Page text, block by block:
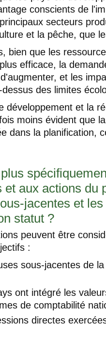
conscients de
secteurs
et la pêche, que
bien que les
efficace, la
et les
des limites
développement et la
moins évident que
dans la planification,
et aux actions du
jacentes et
statut ?
peuvent être
:
sous-jacentes de
ont intégré les
de comptabilité
directes